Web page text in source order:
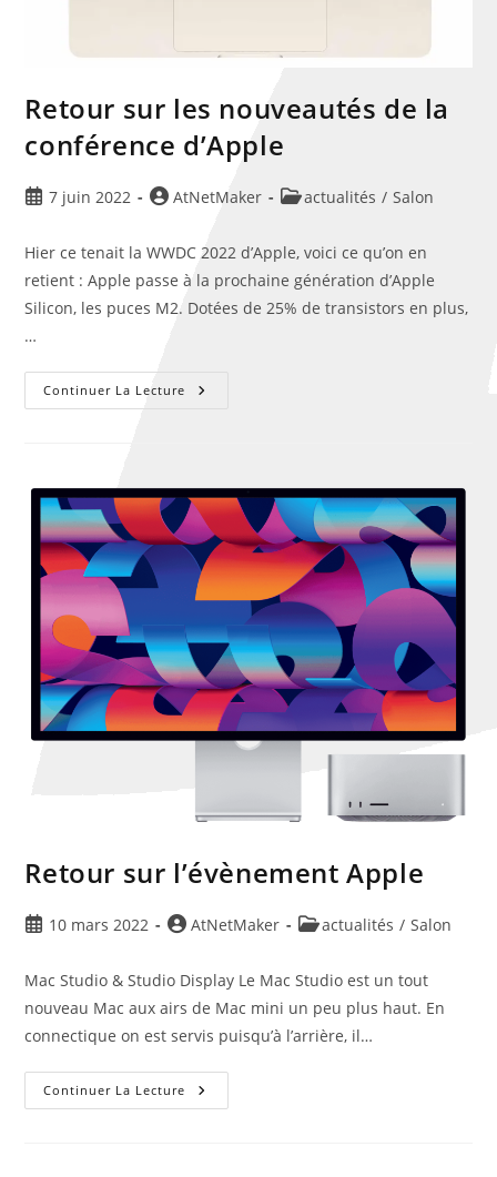
Retour sur les nouveautés de la
conférence d’Apple
7 juin 2022 AtNetMaker actualités / Salon
Hier ce tenait la WWDC 2022 d’Apple, voici ce qu’on en
retient : Apple passe à la prochaine génération d’Apple
Silicon, les puces M2. Dotées de 25% de transistors en plus,
…
Continuer La Lecture
Retour sur l’évènement Apple
10 mars 2022 AtNetMaker actualités / Salon
Mac Studio & Studio Display Le Mac Studio est un tout
nouveau Mac aux airs de Mac mini un peu plus haut. En
connectique on est servis puisqu’à l’arrière, il…
Continuer La Lecture